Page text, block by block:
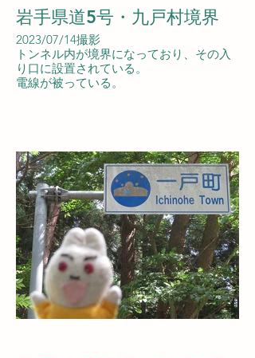
岩手県道5号・九戸村境界
2023/07/14撮影
トンネル内が境界になっており、その入
り口に設置されている。
電線が被っている。